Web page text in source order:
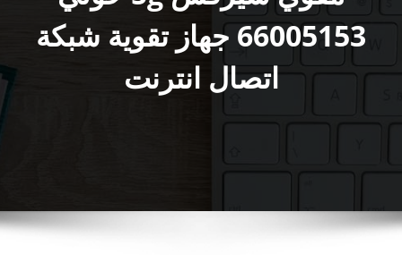
66005153 جهاز تقوية شبكة
اتصال انترنت